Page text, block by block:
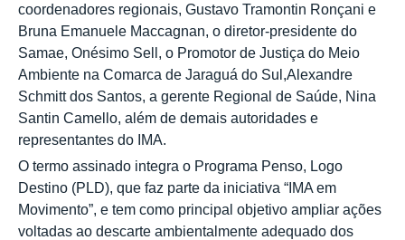
coordenadores regionais, Gustavo Tramontin Ronçani e
Bruna Emanuele Maccagnan, o diretor-presidente do
Samae, Onésimo Sell, o Promotor de Justiça do Meio
Ambiente na Comarca de Jaraguá do Sul,Alexandre
Schmitt dos Santos, a gerente Regional de Saúde, Nina
Santin Camello, além de demais autoridades e
representantes do IMA.
O termo assinado integra o Programa Penso, Logo
Destino (PLD), que faz parte da iniciativa “IMA em
Movimento”, e tem como principal objetivo ampliar ações
voltadas ao descarte ambientalmente adequado dos